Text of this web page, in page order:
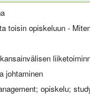
toisin opiskeluun -
johtaminen
opiskelu;